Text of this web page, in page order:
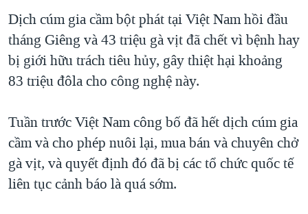
KINH TẾ
KHOA HỌC
SỨC KHOẺ
GIÁO DỤC
MỘT NĂM CHIẾN TRANH TẠI DẢI GAZA
GIẢI MÃ VÀNH ĐAI & CON ĐƯỜNG
NGÀY TỊ NẠN THẾ GIỚI
GROUND ZERO – XƯA VÀ NAY
CHI PHÍ CHIẾN TRANH AFGHANISTAN
CÁC GIÁ TRỊ CỘNG HÒA Ở VIỆT NAM
NGHE
MẠNG XÃ HỘI
Ngôn ngữ khác
Dịch cúm gia cầm bột phát tại Việt Nam hồi đầu
tháng Giêng và 43 triệu gà vịt đã chết vì bệnh hay
bị giới hữu trách tiêu hủy, gây thiệt hại khoảng
83 triệu đôla cho công nghệ này.
Tuần trước Việt Nam công bố đã hết dịch cúm gia
cầm và cho phép nuôi lại, mua bán và chuyên chở
gà vịt, và quyết định đó đã bị các tổ chức quốc tế
liên tục cảnh báo là quá sớm.